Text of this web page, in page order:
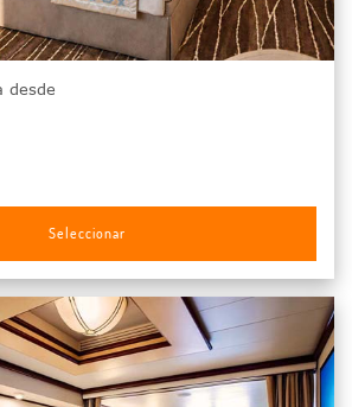
desde
Seleccionar